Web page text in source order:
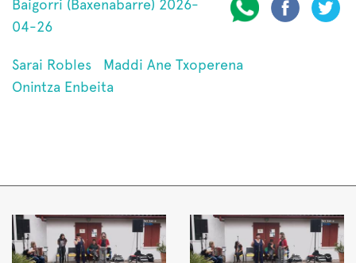
Baigorri (Baxenabarre) 2026-
04-26
Sarai Robles
Maddi Ane Txoperena
Onintza Enbeita